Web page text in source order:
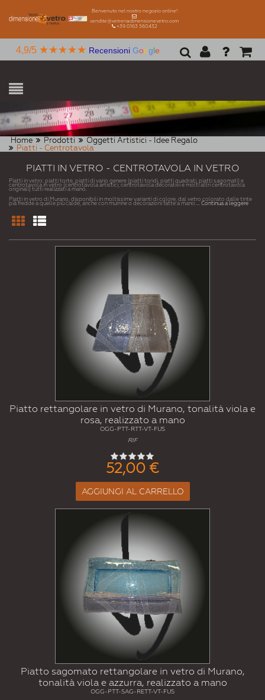
Benvenuto nel nostro negozio online!
vendite@vetreriadimensionevetro.com
+39 0163 560432
4,9/5 ★★★★★ Recensioni Google
Home Prodotti
Oggetti Artistici - Idee Regalo
Piatti - Centrotavola
PIATTI IN VETRO - CENTROTAVOLA IN VETRO
Piatti in vetro: piatti torte, piatti di vario genere (piatti tondi, piatti quadrati, piatti sagomati) e
centrotavola in vetro (centrotavola artistici, centrotavola decorativi e molti altri centrotavola
originali) tutti realizzati a mano.
Piatti in vetro di Murano, disponibili in moltissime varianti di colore, dal vetro colorato dalle tinte
pià fredde a quelle più calde, anche con murrine o decorazioni fatte a mano. ... Continua a leggere
Piatto rettangolare in vetro di Murano, tonalità viola e
rosa, realizzato a mano
OGG-PTT-RTT-VT-FUS
RIF
52,00 €
AGGIUNGI AL CARRELLO
Piatto sagomato rettangolare in vetro di Murano,
tonalità viola e azzurra, realizzato a mano
OGG-PTT-SAG-RETT-VT-FUS